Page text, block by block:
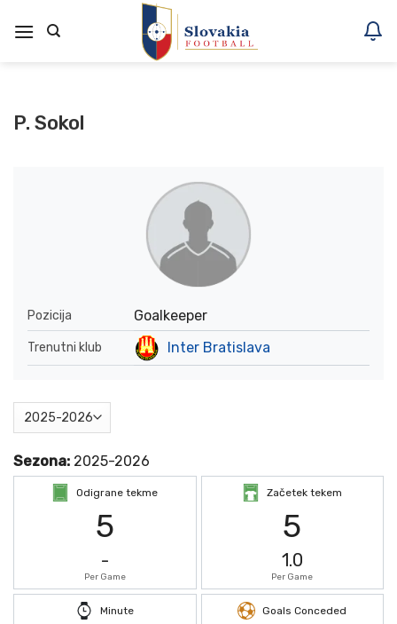
na
P. Sokol
Pozicija Goalkeeper
Trenutni klub Inter Bratislava
Sezona: 2025-2026
Odigrane tekme
5
-
Per Game
Začetek tekem
5
1.0
Per Game
Minute Goals Conceded